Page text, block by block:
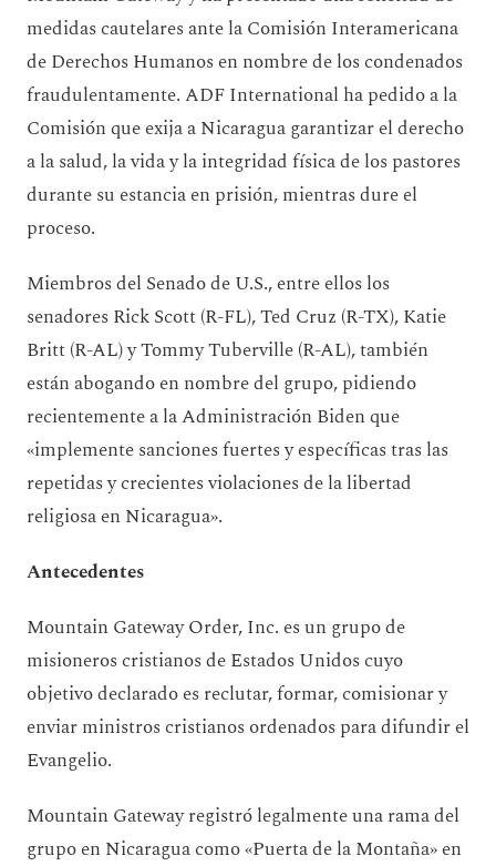
medidas cautelares ante la Comisión Interamericana
de Derechos Humanos en nombre de los condenados
fraudulentamente. ADF International ha pedido a la
Comisión que exija a Nicaragua garantizar el derecho
a la salud, la vida y la integridad física de los pastores
durante su estancia en prisión, mientras dure el
proceso.
Miembros del Senado de U.S., entre ellos los
senadores Rick Scott (R-FL), Ted Cruz (R-TX), Katie
Britt (R-AL) y Tommy Tuberville (R-AL), también
están abogando en nombre del grupo, pidiendo
recientemente a la Administración Biden que
«implemente sanciones fuertes y específicas tras las
repetidas y crecientes violaciones de la libertad
religiosa en Nicaragua».
Antecedentes
Mountain Gateway Order, Inc. es un grupo de
misioneros cristianos de Estados Unidos cuyo
objetivo declarado es reclutar, formar, comisionar y
enviar ministros cristianos ordenados para difundir el
Evangelio.
Mountain Gateway registró legalmente una rama del
grupo en Nicaragua como «Puerta de la Montaña» en